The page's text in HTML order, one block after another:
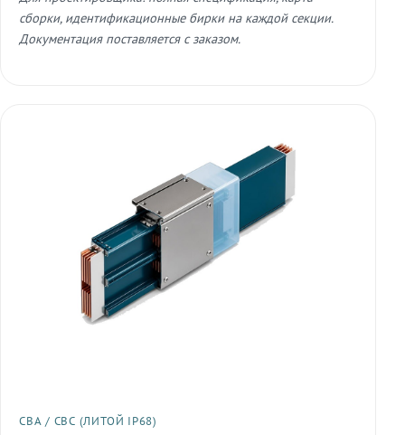
сборки, идентификационные бирки на каждой секции.
Документация поставляется с заказом.
СВА / СВС (ЛИТОЙ IP68)